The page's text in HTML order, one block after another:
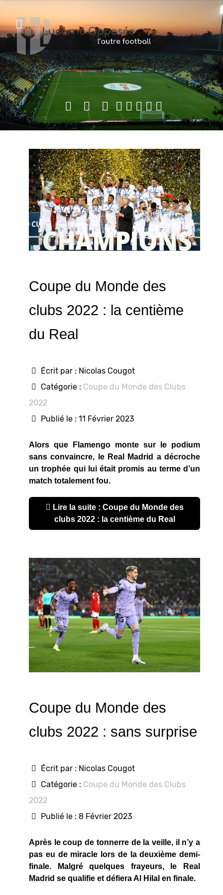
Coupe du Monde des
clubs 2022 : la centième
du Real
Écrit par : Nicolas Cougot
Catégorie : Coupe du Monde des Clubs
2022
Publié le : 11 Février 2023
Alors que Flamengo monte sur le podium
sans convaincre, le Real Madrid a décroche
un trophée qui lui était promis au terme d’un
match totalement fou.
Lire la suite : Coupe du Monde des
clubs 2022 : la centième du Real
Coupe du Monde des
clubs 2022 : sans surprise
Écrit par : Nicolas Cougot
Catégorie : Coupe du Monde des Clubs
2022
Publié le : 8 Février 2023
Après le coup de tonnerre de la veille, il n’y a
pas eu de miracle lors de la deuxième demi-
finale. Malgré quelques frayeurs, le Real
Madrid se qualifie et défiera Al Hilal en finale.